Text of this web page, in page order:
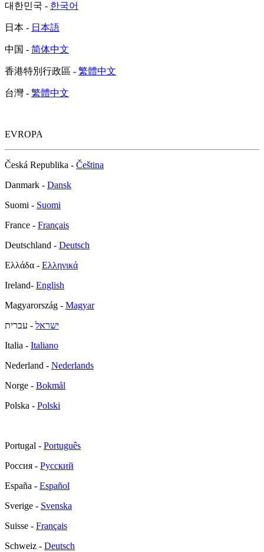
대한민국 - 한국어
日本 - 日本語
中国 - 简体中文
香港特別行政區 - 繁體中文
台灣 - 繁體中文
EVROPA
Česká Republika - Čeština
Danmark - Dansk
Suomi - Suomi
France - Français
Deutschland - Deutsch
Ελλάδα - Ελληνικά
Ireland- English
Magyarország - Magyar
ישראל - עברית
Italia - Italiano
Nederland - Nederlands
Norge - Bokmål
Polska - Polski
Portugal - Português
Россия - Русский
España - Español
Sverige - Svenska
Suisse - Français
Schweiz - Deutsch